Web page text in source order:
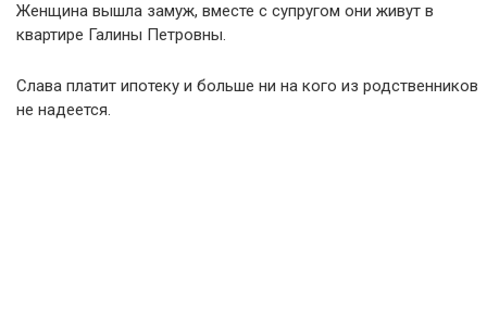
Женщина вышла замуж, вместе с супругом они живут в
квартире Галины Петровны.
Слава платит ипотеку и больше ни на кого из родственников
не надеется.